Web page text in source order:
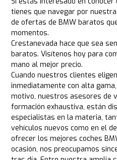
tienes que navegar por
de ofertas de BMW baratos
momentos.
Crestanevada hace que sea
baratos. Visítenos hoy para
mano al mejor precio.
Cuando nuestros clientes
inmediatamente con alta
motivo, nuestros asesores de
formación exhaustiva, están
especialistas en la materia,
vehículos nuevos como en el
ofrecer los mejores coches
ocasión, nos preocupamos